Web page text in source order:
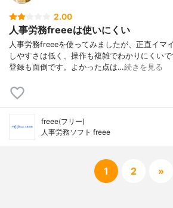
2.00
人事労務freeeは使いにくい
人事労務freeeを使ってみましたが、正直イマ
しやすさは低く、操作も複雑でわかりにくいで
登録も面倒です。よかった点は…続きを見る
freee(フリー)
人事労務ソフト freee
1 2 »